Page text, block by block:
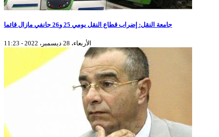
جامعة النقل: إضراب قطاع النقل يومي 25 و26 جانفي مازال قائما
الأربعاء، 28 ديسمبر، 2022 - 11:23